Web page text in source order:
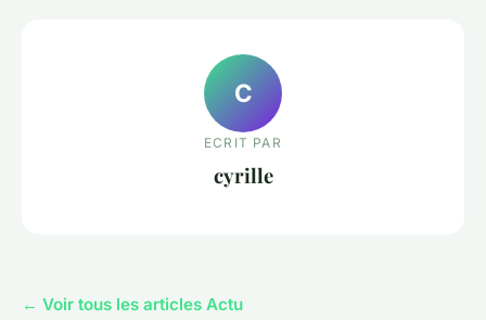
C
ECRIT PAR
cyrille
← Voir tous les articles Actu